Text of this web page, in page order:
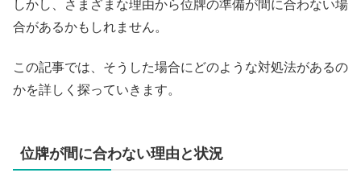
しかし、さまざまな理由から位牌の準備が間に合わない場
合があるかもしれません。
この記事では、そうした場合にどのような対処法があるの
かを詳しく探っていきます。
位牌が間に合わない理由と状況